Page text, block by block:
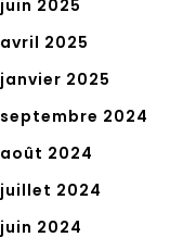
juin 2025
avril 2025
janvier 2025
septembre 2024
août 2024
juillet 2024
juin 2024